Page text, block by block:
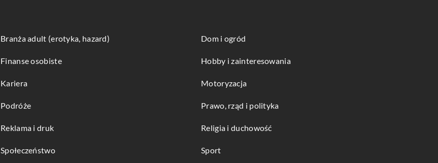
Branża adult (erotyka, hazard) Dom i ogród
Finanse osobiste Hobby i zainteresowania
Kariera Motoryzacja
Podróże Prawo, rząd i polityka
Reklama i druk Religia i duchowość
Społeczeństwo Sport